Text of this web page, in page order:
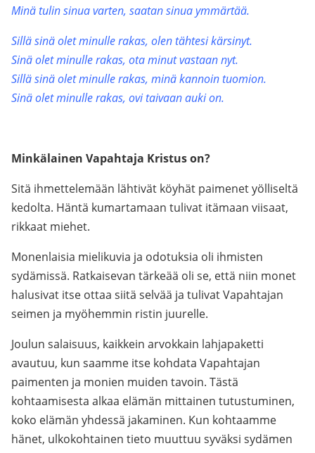
Minä tulin sinua varten, saatan sinua ymmärtää.
Sillä sinä olet minulle rakas, olen tähtesi kärsinyt.
Sinä olet minulle rakas, ota minut vastaan nyt.
Sillä sinä olet minulle rakas, minä kannoin tuomion.
Sinä olet minulle rakas, ovi taivaan auki on.
Minkälainen Vapahtaja Kristus on?
Sitä ihmettelemään lähtivät köyhät paimenet yölliseltä
kedolta. Häntä kumartamaan tulivat itämaan viisaat,
rikkaat miehet.
Monenlaisia mielikuvia ja odotuksia oli ihmisten
sydämissä. Ratkaisevan tärkeää oli se, että niin monet
halusivat itse ottaa siitä selvää ja tulivat Vapahtajan
seimen ja myöhemmin ristin juurelle.
Joulun salaisuus, kaikkein arvokkain lahjapaketti
avautuu, kun saamme itse kohdata Vapahtajan
paimenten ja monien muiden tavoin. Tästä
kohtaamisesta alkaa elämän mittainen tutustuminen,
koko elämän yhdessä jakaminen. Kun kohtaamme
hänet, ulkokohtainen tieto muuttuu syväksi sydämen